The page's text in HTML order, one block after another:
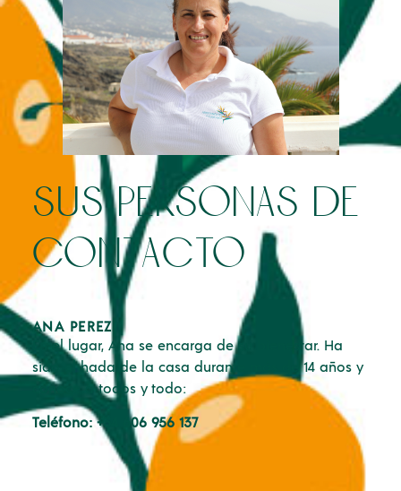
sus personas de
contacto
ANA PEREZ
En el lugar, Ana se encarga de su bienestar. Ha
sido el hada de la casa durante más de 14 años y
conoce a todos y todo:
Teléfono: +34 606 956 137